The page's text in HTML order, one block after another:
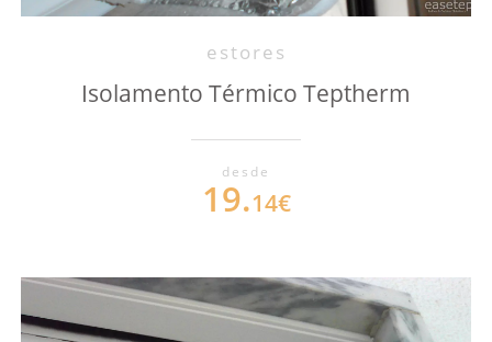
estores
Isolamento Térmico Teptherm
desde
19.14€